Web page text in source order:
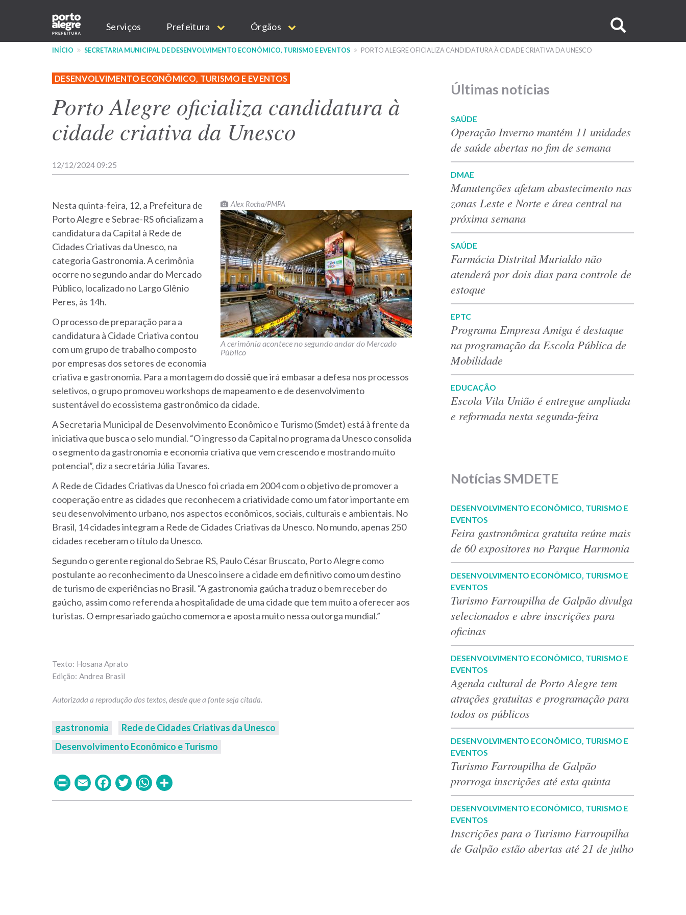
conteúdo
Main
navigation
Serviços Prefeitura Órgãos
no
INÍCIO SECRETARIA MUNICIPAL DE DESENVOLVIMENTO ECONÔMICO, TURISMO E EVENTOS PORTO ALEGRE OFICIALIZA CANDIDATURA À CIDADE CRIATIVA DA UNESCO
DESENVOLVIMENTO ECONÔMICO, TURISMO E EVENTOS
Porto Alegre oficializa candidatura à
cidade criativa da Unesco
12/12/2024 09:25
Alex Rocha/PMPA
A cerimônia acontece no segundo andar do Mercado
Público
Nesta quinta-feira, 12, a Prefeitura de
Porto Alegre e Sebrae-RS oficializam a
candidatura da Capital à Rede de
Cidades Criativas da Unesco, na
categoria Gastronomia. A cerimônia
ocorre no segundo andar do Mercado
Público, localizado no Largo Glênio
Peres, às 14h.
O processo de preparação para a
candidatura à Cidade Criativa contou
com um grupo de trabalho composto
por empresas dos setores de economia
criativa e gastronomia. Para a montagem do dossiê que irá embasar a defesa nos processos
seletivos, o grupo promoveu workshops de mapeamento e de desenvolvimento
sustentável do ecossistema gastronômico da cidade.
A Secretaria Municipal de Desenvolvimento Econômico e Turismo (Smdet) está à frente da
iniciativa que busca o selo mundial. “O ingresso da Capital no programa da Unesco consolida
o segmento da gastronomia e economia criativa que vem crescendo e mostrando muito
potencial”, diz a secretária Júlia Tavares.
A Rede de Cidades Criativas da Unesco foi criada em 2004 com o objetivo de promover a
cooperação entre as cidades que reconhecem a criatividade como um fator importante em
seu desenvolvimento urbano, nos aspectos econômicos, sociais, culturais e ambientais. No
Brasil, 14 cidades integram a Rede de Cidades Criativas da Unesco. No mundo, apenas 250
cidades receberam o título da Unesco.
Segundo o gerente regional do Sebrae RS, Paulo César Bruscato, Porto Alegre como
postulante ao reconhecimento da Unesco insere a cidade em definitivo como um destino
de turismo de experiências no Brasil. “A gastronomia gaúcha traduz o bem receber do
gaúcho, assim como referenda a hospitalidade de uma cidade que tem muito a oferecer aos
turistas. O empresariado gaúcho comemora e aposta muito nessa outorga mundial.”
Hosana Aprato
Andrea Brasil
gastronomia
Rede de Cidades Criativas da Unesco
Desenvolvimento Econômico e Turismo
PrintEmailFacebook
TwitterWhatsApp
Últimas notícias
SAÚDE
Operação Inverno mantém 11 unidades
de saúde abertas no fim de semana
DMAE
Manutenções afetam abastecimento nas
zonas Leste e Norte e área central na
próxima semana
SAÚDE
Farmácia Distrital Murialdo não
atenderá por dois dias para controle de
estoque
EPTC
Programa Empresa Amiga é destaque
na programação da Escola Pública de
Mobilidade
EDUCAÇÃO
Escola Vila União é entregue ampliada
e reformada nesta segunda-feira
Notícias SMDETE
DESENVOLVIMENTO ECONÔMICO, TURISMO E
EVENTOS
Feira gastronômica gratuita reúne mais
de 60 expositores no Parque Harmonia
DESENVOLVIMENTO ECONÔMICO, TURISMO E
EVENTOS
Turismo Farroupilha de Galpão divulga
selecionados e abre inscrições para
oficinas
DESENVOLVIMENTO ECONÔMICO, TURISMO E
EVENTOS
Agenda cultural de Porto Alegre tem
atrações gratuitas e programação para
todos os públicos
DESENVOLVIMENTO ECONÔMICO, TURISMO E
EVENTOS
Turismo Farroupilha de Galpão
prorroga inscrições até esta quinta
DESENVOLVIMENTO ECONÔMICO, TURISMO E
EVENTOS
Inscrições para o Turismo Farroupilha
de Galpão estão abertas até 21 de julho